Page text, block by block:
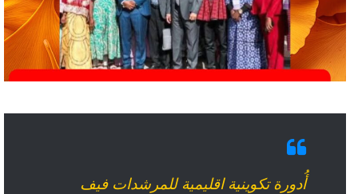
أُدورة تكوينية اقليمية للمرشدات فيف